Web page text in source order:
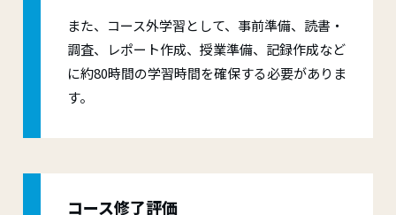
また、コース外学習として、事前準備、読書・
調査、レポート作成、授業準備、記録作成など
に約80時間の学習時間を確保する必要がありま
す。
コース修了評価